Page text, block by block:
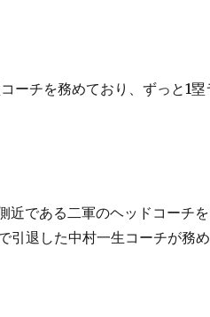
ーチを務めており、ずっと1塁
近である二軍のヘッドコーチを
引退した中村一生コーチが務め